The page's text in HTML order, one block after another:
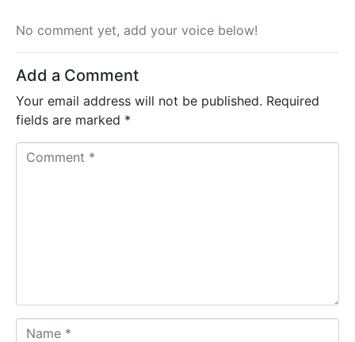
No comment yet, add your voice below!
Add a Comment
Your email address will not be published. Required
fields are marked *